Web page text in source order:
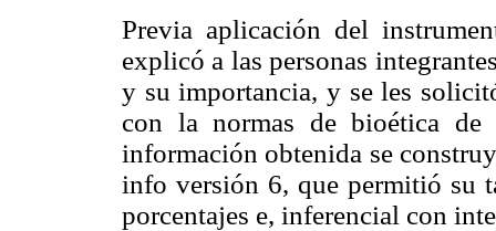
Previa aplicación del
explicó a las personas
y su importancia, y se les
con la normas de bioética de
información obtenida se
info versión 6, que permitió su
porcentajes e, inferencial con